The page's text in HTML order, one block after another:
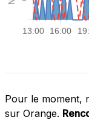
Pour le moment,
sur Orange.